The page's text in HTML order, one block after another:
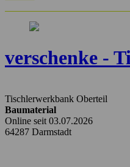
verschenke -
Tischlerwerkbank Oberteil
Baumaterial
Online seit 03.07.2026
64287 Darmstadt